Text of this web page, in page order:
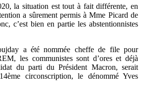
la situation est tout à fait différente, en
a sûrement permis à Mme Picard de
c’est bien en partie les abstentionnistes
a été nommée cheffe de file pour
les communistes sont d’ores et déjà
du parti du Président Macron, serait
circonscription, le dénommé Yves